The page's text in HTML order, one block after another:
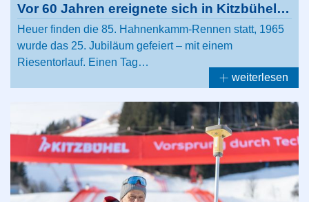
Vor 60 Jahren ereignete sich in Kitzbühel…
Heuer finden die 85. Hahnenkamm-Rennen statt, 1965
wurde das 25. Jubiläum gefeiert – mit einem
Riesentorlauf. Einen Tag…
weiterlesen